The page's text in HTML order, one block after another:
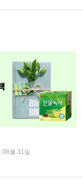
월 31일